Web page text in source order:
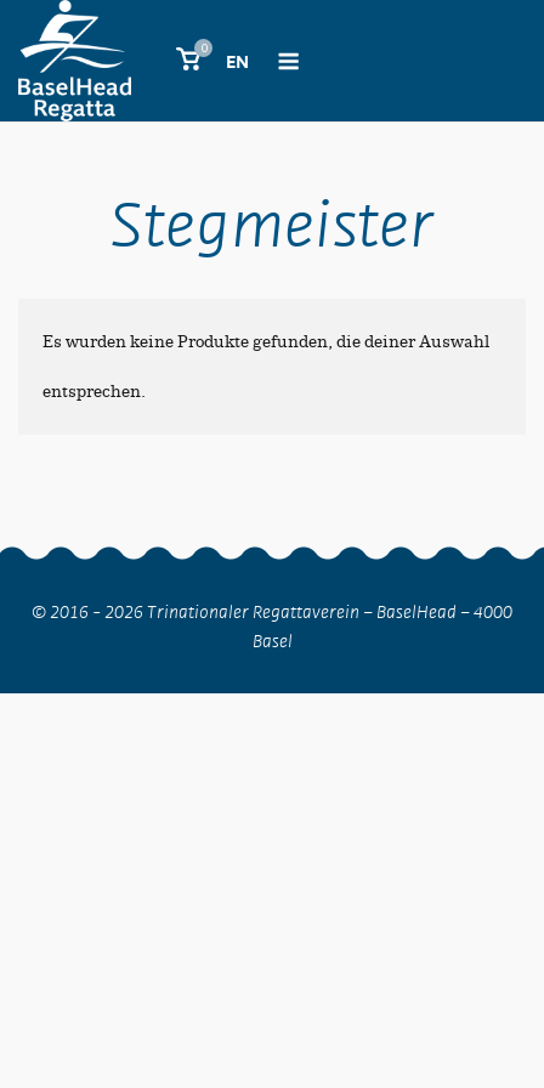
Skip
content
View
0
EN
Stegmeister
Es wurden keine Produkte gefunden, die deiner Auswahl
entsprechen.
© 2016 - 2026 Trinationaler Regattaverein – BaselHead – 4000
Basel